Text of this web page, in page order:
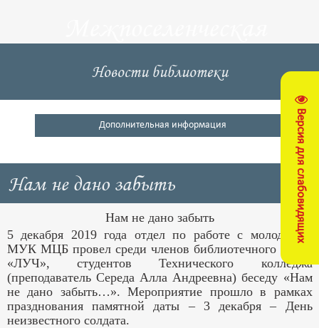
Версия для слабовидящих
центральная
библиотека
Кущевский район
Новости библиотеки
Дополнительная информация
Нам не дано забыть
Нам не дано забыть
5 декабря 2019 года отдел по работе с молодёжью
МУК МЦБ провел среди членов библиотечного клуба
«ЛУЧ», студентов Технического колледжа
(преподаватель Середа Алла Андреевна) беседу «Нам
не дано забыть…». Мероприятие прошло в рамках
празднования памятной даты – 3 декабря – День
неизвестного солдата.